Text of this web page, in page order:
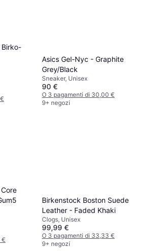
Birko-
Asics Gel-Nyc - Graphite
Grey/Black
Sneaker, Unisex
90 €
O 3 pagamenti di 30,00 €
9+ negozi
€
Birkenstock Boston Suede
Leather - Faded Khaki
Clogs, Unisex
99,99 €
O 3 pagamenti di 33,33 €
9+ negozi